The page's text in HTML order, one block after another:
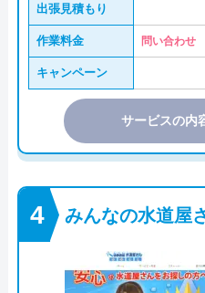
出張見積もり
作業料金 問い合わせ
キャンペーン
サービスの内
みんなの水道屋